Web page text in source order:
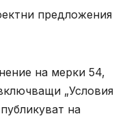
предложения
на мерки 54,
„Условия
на